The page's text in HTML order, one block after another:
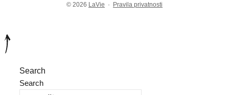
© 2026 LaVie · Pravila privatnosti
Search
Search